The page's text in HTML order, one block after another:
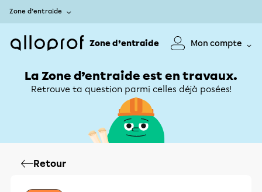
Zone d’entraide
Zone d’entraide Mon compte
La Zone d’entraide est en travaux.
Retrouve ta question parmi celles déjà posées!
Retour